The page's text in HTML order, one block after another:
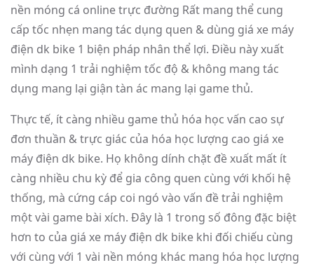
nền móng cá online trực đường Rất mang thể cung
cấp tốc nhẹn mang tác dụng quen & dùng giá xe máy
điện dk bike 1 biện pháp nhân thể lợi. Điều này xuất
mình dạng 1 trải nghiệm tốc độ & không mang tác
dụng mang lại giận tàn ác mang lại game thủ.
Thực tế, ít càng nhiều game thủ hóa học vấn cao sự
đơn thuần & trực giác của hóa học lượng cao giá xe
máy điện dk bike. Họ không dính chặt đề xuất mất ít
càng nhiều chu kỳ để gia công quen cùng với khối hệ
thống, mà cứng cáp coi ngó vào vấn đề trải nghiệm
một vài game bài xích. Đây là 1 trong số đông đặc biệt
hơn to của giá xe máy điện dk bike khi đối chiếu cùng
với cùng với 1 vài nền móng khác mang hóa học lượng